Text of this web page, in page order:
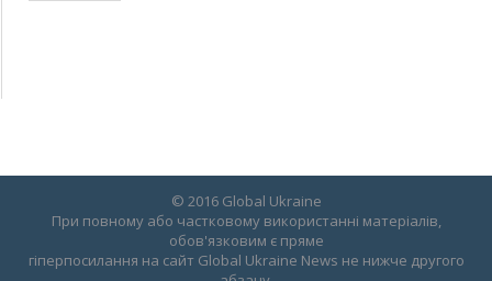
© 2016 Global Ukraine
При повному або частковому використанні матеріалів,
обов'язковим є пряме
гіперпосилання на сайт Global Ukraine News не нижче другого